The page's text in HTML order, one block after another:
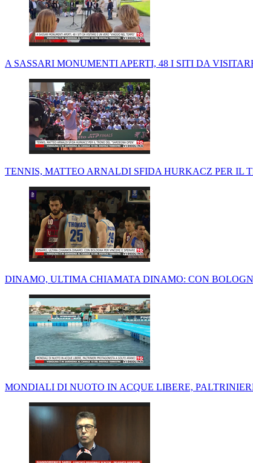
A SASSARI MONUMENTI APERTI, 48 I SITI DA
TENNIS, MATTEO ARNALDI SFIDA HURKACZ PER IL
DINAMO, ULTIMA CHIAMATA DINAMO: CON
MONDIALI DI NUOTO IN ACQUE LIBERE,